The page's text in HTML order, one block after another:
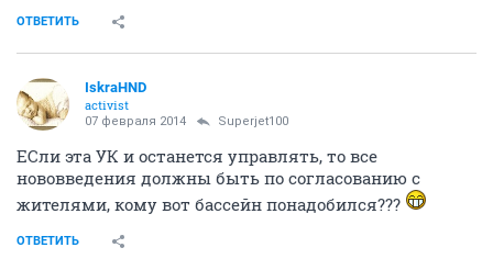
ОТВЕТИТЬ
IskraHND
activist
07 февраля 2014 Superjet100
ЕСли эта УК и останется управлять, то все
нововведения должны быть по согласованию с
жителями, кому вот бассейн понадобился???
ОТВЕТИТЬ